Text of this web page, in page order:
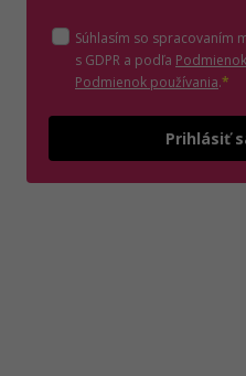
Súhlasím so spracovaním
s GDPR a podľa
Podmienok používania.*
Prihlásiť